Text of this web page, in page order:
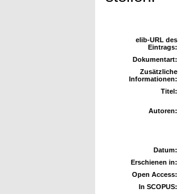
elib-URL des
Eintrags:
Dokumentart:
Zusätzliche
Informationen:
Titel:
Autoren:
Datum:
Erschienen in:
Open Access:
In SCOPUS: